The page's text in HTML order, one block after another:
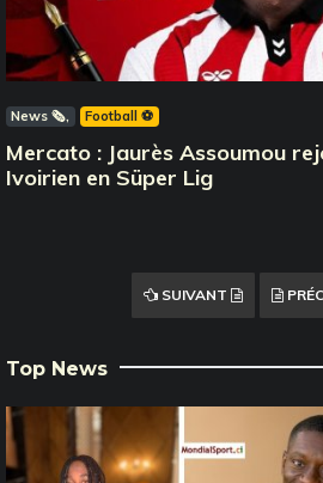
News 🗞️ Football ⚽️
Mercato : Jaurès Assoumou
Ivoirien en Süper Lig
SUIVANT
Top News